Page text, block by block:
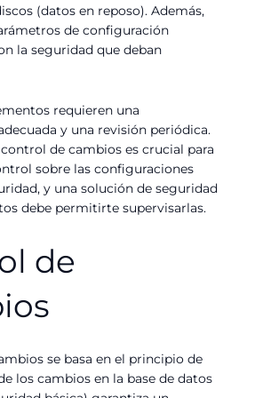
(datos en reposo). Además,
de configuración
la seguridad que deban
requieren una
y una revisión periódica.
de cambios es crucial para
sobre las configuraciones
y una solución de seguridad
debe permitirte supervisarlas.
de
se basa en el principio de
los cambios en la base de datos